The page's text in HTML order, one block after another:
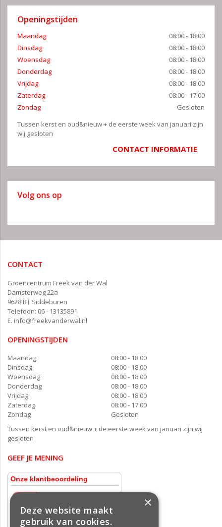
Openingstijden
Maandag
08:00 - 18:00
Dinsdag
08:00 - 18:00
Woensdag
08:00 - 18:00
Donderdag
08:00 - 18:00
Vrijdag
08:00 - 18:00
Zaterdag
08:00 - 17:00
Zondag
Gesloten
Tussen kerst en oud&nieuw + de eerste week van januari zijn
wij gesloten
CONTACT INFORMATIE
Volg ons op
CONTACT
Groencentrum Freek van der Wal
Damsterweg 22a
9628 BT Siddeburen
Telefoon: 06 - 13135891
E. info@freekvanderwal.nl
OPENINGSTIJDEN
Maandag
08:00 - 18:00
Dinsdag
08:00 - 18:00
Woensdag
08:00 - 18:00
Donderdag
08:00 - 18:00
Vrijdag
08:00 - 18:00
Zaterdag
08:00 - 17:00
Zondag
Gesloten
Tussen kerst en oud&nieuw + de eerste week van januari zijn wij
gesloten
GEEF JE MENING
×
Deze website maakt
gebruik van cookies.